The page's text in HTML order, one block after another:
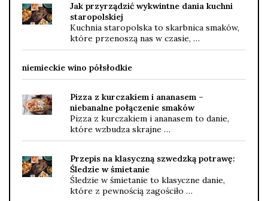
Jak przyrządzić wykwintne dania kuchni
staropolskiej
Kuchnia staropolska to skarbnica smaków,
które przenoszą nas w czasie, …
niemieckie wino półsłodkie
Pizza z kurczakiem i ananasem –
niebanalne połączenie smaków
Pizza z kurczakiem i ananasem to danie,
które wzbudza skrajne …
Przepis na klasyczną szwedzką potrawę:
Śledzie w śmietanie
Śledzie w śmietanie to klasyczne danie,
które z pewnością zagościło …